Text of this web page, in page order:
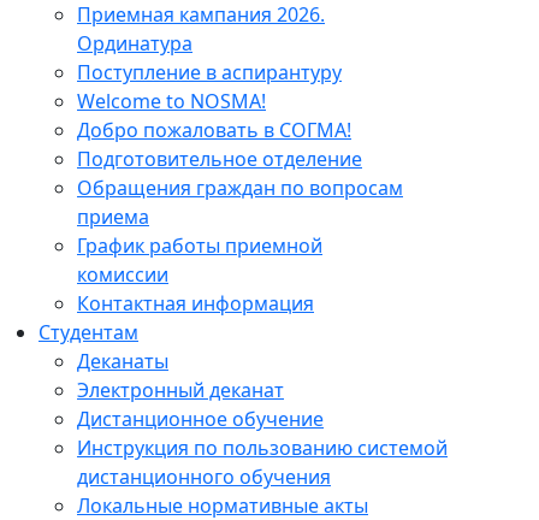
Приемная кампания 2026.
Ординатура
Поступление в аспирантуру
Welcome to NOSMA!
Добро пожаловать в СОГМА!
Подготовительное отделение
Обращения граждан по вопросам
приема
График работы приемной
комиссии
Контактная информация
Студентам
Деканаты
Электронный деканат
Дистанционное обучение
Инструкция по пользованию системой
дистанционного обучения
Локальные нормативные акты